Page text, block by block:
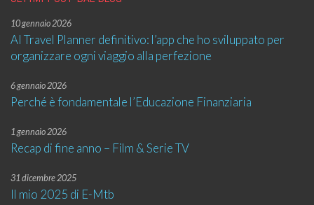
10 gennaio 2026
AI Travel Planner definitivo: l’app che ho sviluppato per
organizzare ogni viaggio alla perfezione
6 gennaio 2026
Perché è fondamentale l’Educazione Finanziaria
1 gennaio 2026
Recap di fine anno – Film & Serie TV
31 dicembre 2025
Il mio 2025 di E-Mtb